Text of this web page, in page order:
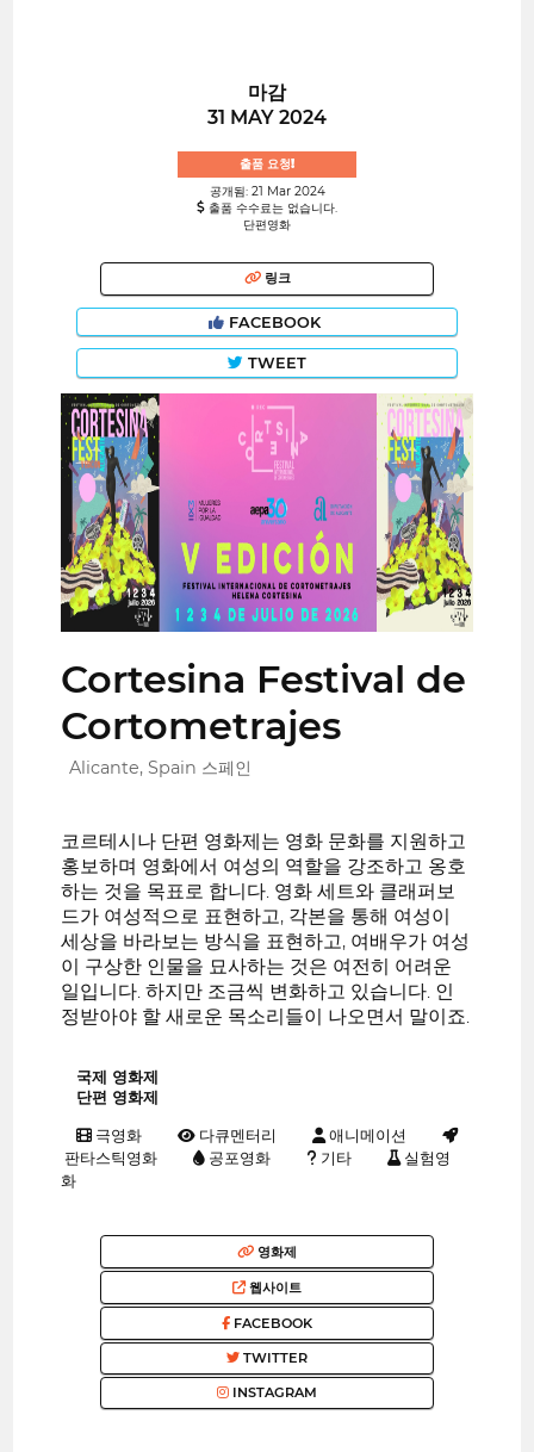
마감
31 MAY 2024
출품 요청!
공개됨: 21 Mar 2024
출품 수수료는 없습니다.
단편영화
링크
FACEBOOK
TWEET
Cortesina Festival de
Cortometrajes
Alicante, Spain 스페인
코르테시나 단편 영화제는 영화 문화를 지원하고
홍보하며 영화에서 여성의 역할을 강조하고 옹호
하는 것을 목표로 합니다. 영화 세트와 클래퍼보
드가 여성적으로 표현하고, 각본을 통해 여성이
세상을 바라보는 방식을 표현하고, 여배우가 여성
이 구상한 인물을 묘사하는 것은 여전히 어려운
일입니다. 하지만 조금씩 변화하고 있습니다. 인
정받아야 할 새로운 목소리들이 나오면서 말이죠.
국제 영화제
단편 영화제
극영화 다큐멘터리
애니메이션
판타스틱영화
공포영화 기타
실험영
화
영화제
웹사이트
FACEBOOK
TWITTER
INSTAGRAM